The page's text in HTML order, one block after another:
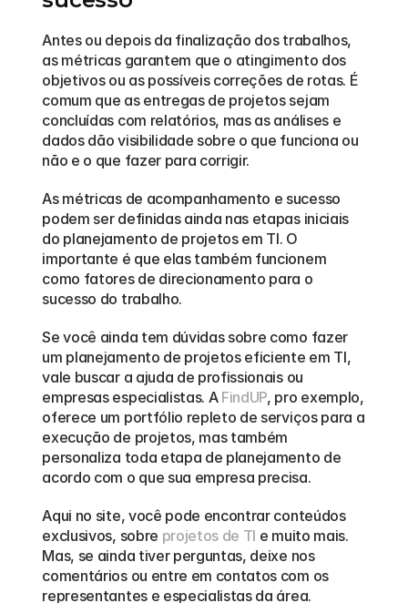
Antes ou depois da finalização dos trabalhos,
as métricas garantem que o atingimento dos
objetivos ou as possíveis correções de rotas. É
comum que as entregas de projetos sejam
concluídas com relatórios, mas as análises e
dados dão visibilidade sobre o que funciona ou
não e o que fazer para corrigir.
As métricas de acompanhamento e sucesso
podem ser definidas ainda nas etapas iniciais
do planejamento de projetos em TI. O
importante é que elas também funcionem
como fatores de direcionamento para o
sucesso do trabalho.
Se você ainda tem dúvidas sobre como fazer
um planejamento de projetos eficiente em TI,
vale buscar a ajuda de profissionais ou
empresas especialistas. A FindUP, pro exemplo,
oferece um portfólio repleto de serviços para a
execução de projetos, mas também
personaliza toda etapa de planejamento de
acordo com o que sua empresa precisa.
Aqui no site, você pode encontrar conteúdos
exclusivos, sobre projetos de TI e muito mais.
Mas, se ainda tiver perguntas, deixe nos
comentários ou entre em contatos com os
representantes e especialistas da área.